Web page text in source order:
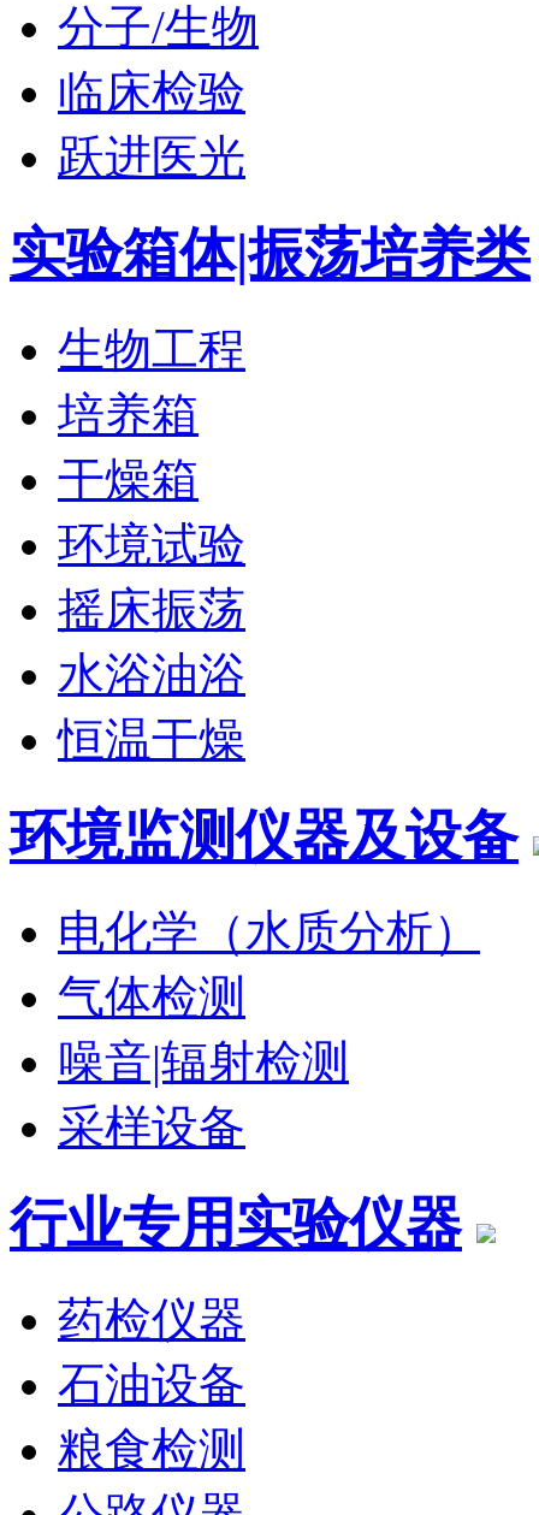
分子/生物
临床检验
跃进医光
实验箱体|振荡培养类
生物工程
培养箱
干燥箱
环境试验
摇床振荡
水浴油浴
恒温干燥
环境监测仪器及设备
电化学（水质分析）
气体检测
噪音|辐射检测
采样设备
行业专用实验仪器
药检仪器
石油设备
粮食检测